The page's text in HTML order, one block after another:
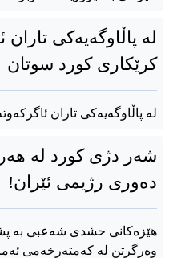
کرێکاری کورد سوتان
لە پاڵاوگەیەکی تاران ئاگرکەوتەوە و 6 کرێکاری
شەر دژی کورد له‌
دەوری رژیمی ئێران!
هێزەکانی حشدی شه‌عبی بە
وه‌رگرتن له‌ که‌مته‌رخه‌می